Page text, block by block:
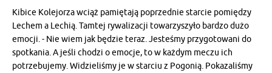
Kibice Kolejorza wciąż pamiętają poprzednie starcie pomiędzy
Lechem a Lechią. Tamtej rywalizacji towarzyszyło bardzo dużo
emocji. - Nie wiem jak będzie teraz. Jesteśmy przygotowani do
spotkania. A jeśli chodzi o emocje, to w każdym meczu ich
potrzebujemy. Widzieliśmy je w starciu z Pogonią. Pokazaliśmy